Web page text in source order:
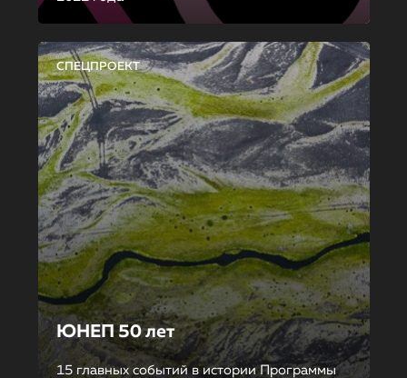
СПЕЦПРОЕКТ
ЮНЕП 50 лет
15 главных событий в истории Программы